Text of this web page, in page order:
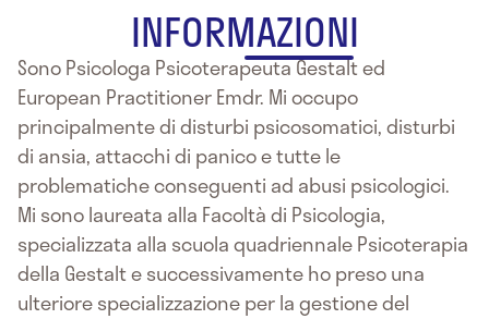
INFORMAZIONI
Sono Psicologa Psicoterapeuta Gestalt ed
European Practitioner Emdr. Mi occupo
principalmente di disturbi psicosomatici, disturbi
di ansia, attacchi di panico e tutte le
problematiche conseguenti ad abusi psicologici.
Mi sono laureata alla Facoltà di Psicologia,
specializzata alla scuola quadriennale Psicoterapia
della Gestalt e successivamente ho preso una
ulteriore specializzazione per la gestione del